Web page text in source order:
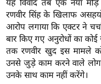
k
i
n
g
N
e
यह विवाद तब एक नया
रणवीर सिंह के खिलाफ
आरोप लगाया कि एक्टर ने
बार किए गए अनुरोधों का
तक रणवीर खुद इस मामले
उनसे जुड़े काम करने वाले लोग
उनके साथ काम नहीं करेंगे।